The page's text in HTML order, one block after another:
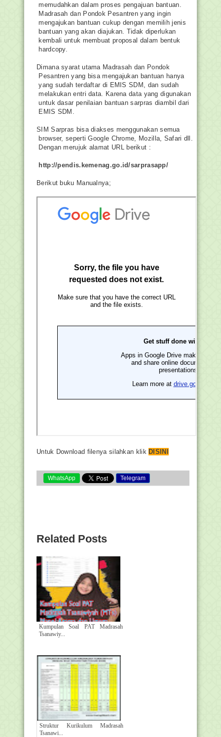
memudahkan dalam proses pengajuan bantuan.
Madrasah dan Pondok Pesantren yang ingin
mengajukan bantuan cukup dengan memilih jenis
bantuan yang akan diajukan. Tidak diperlukan
kembali untuk membuat proposal dalam bentuk
hardcopy.
Dimana syarat utama Madrasah dan Pondok
Pesantren yang bisa mengajukan bantuan hanya
yang sudah terdaftar di EMIS SDM, dan sudah
melakukan entri data. Karena data yang digunakan
untuk dasar penilaian bantuan sarpras diambil
dari
EMIS SDM.
SIM Sarpras bisa diakses menggunakan semua
browser, seperti Google Chrome, Mozilla, Safari dll.
Dengan merujuk alamat URL berikut :
http://pendis.kemenag.go.id/sarprasapp/
Berikut buku Manualnya;
Untuk Download filenya silahkan klik DISINI
WhatsApp Telegram
Related Posts
Kumpulan Soal PAT Madrasah
Tsanawiy...
Struktur Kurikulum Madrasah
Tsanawi...